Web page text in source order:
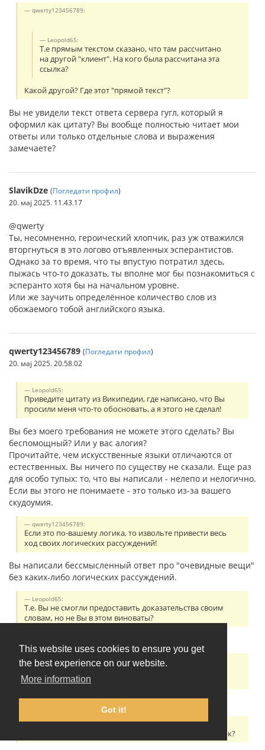
This website uses cookies to ensure you get
the best experience on our website.
More information
Got it!
qwerty123456789:
Leopold65:
Т.е прямым текстом сказано, что там рассчитано
на другой "клиент". На кого была рассчитана эта
ссылка?
Какой другой? Где этот "прямой текст"?
Вы не увидели текст ответа сервера гугл, который я
оформил как цитату? Вы вообще полностью читает мои
ответы или только отдельные слова и выражения
замечаете?
SlavikDze (Погледати профил)
20. мај 2025. 11.43.17
@qwerty
Ты, несомненно, героический хлопчик, раз уж отважился
вторгнуться в это логово отъявленных эсперантистов.
Однако за то время, что ты впустую потратил здесь,
пыжась что-то доказать, ты вполне мог бы познакомиться с
эсперанто хотя бы на начальном уровне.
Или же заучить определённое количество слов из
обожаемого тобой английского языка.
qwerty123456789 (Погледати профил)
20. мај 2025. 20.58.02
Leopold65:
Приведите цитату из Википедии, где написано, что Вы
просили меня что-то обосновать, а я этого не сделал!
Вы без моего требования не можете этого сделать? Вы
беспомощный? Или у вас алогия?
Прочитайте, чем искусственные языки отличаются от
естественных. Вы ничего по существу не сказали. Еще раз
для особо тупых: то, что вы написали - нелепо и нелогично.
Если вы этого не понимаете - это только из-за вашего
скудоумия.
qwerty123456789:
Если это по-вашему логика, то извольте привести весь
ход своих логических рассуждений!
Вы написали бессмысленный ответ про "очевидные вещи"
без каких-либо логических рассуждений.
Leopold65:
Т.е. Вы не смогли предоставить доказательства своим
словам, но не Вы в этом виноваты?
Leopold65:
1. Эсперанто это искусственный язык, он был создан
Земенгофом и известна история его создания.
Leopold65:
2. Где я утверждал, что это Вы писали про чешский язык?